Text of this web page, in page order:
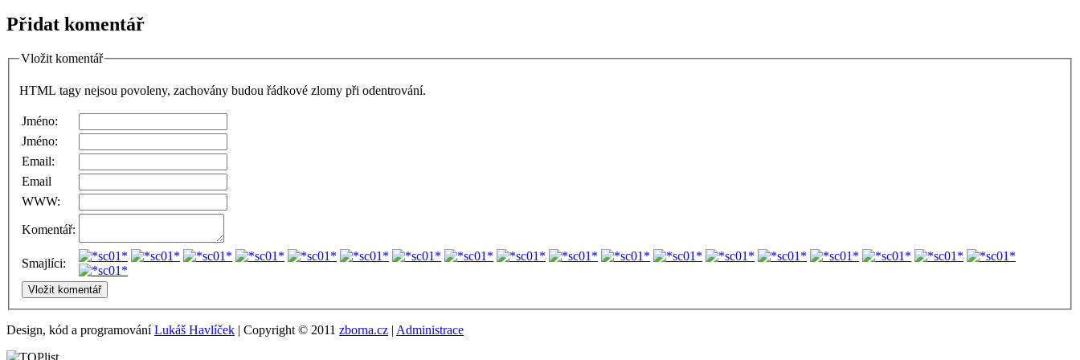
Přidat komentář
Vložit komentář
HTML tagy nejsou povoleny, zachovány budou řádkové zlomy při odentrování.
Jméno:
Jméno:
Email:
Email
WWW:
Komentář:
Smajlíci:
Design, kód a programováníLukáš Havlíček | Copyright © 2011 zborna.cz | Administrace